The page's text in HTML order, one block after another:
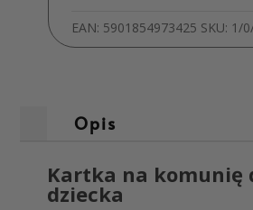
EAN: 5901854973425 SKU: 1/
Opis
Kartka na komunię
dziecka